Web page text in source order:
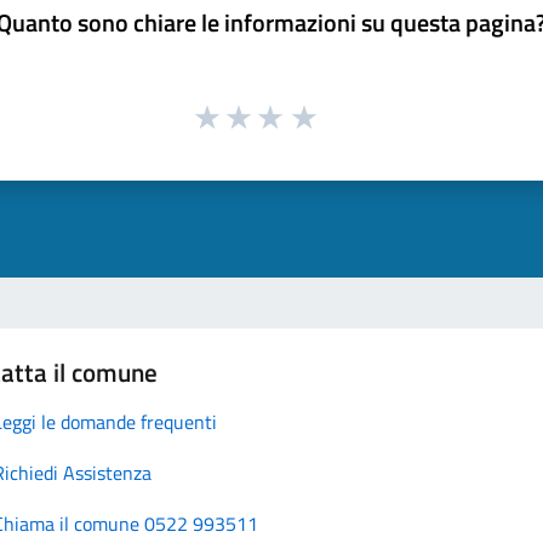
sono chiare le informazioni su questa
il comune
le domande frequenti
Assistenza
il comune 0522 993511